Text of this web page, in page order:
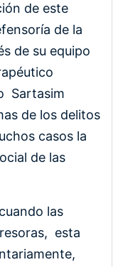
de este
de la
de su equipo
Sartasim
de los delitos
casos la
de las
las
esta